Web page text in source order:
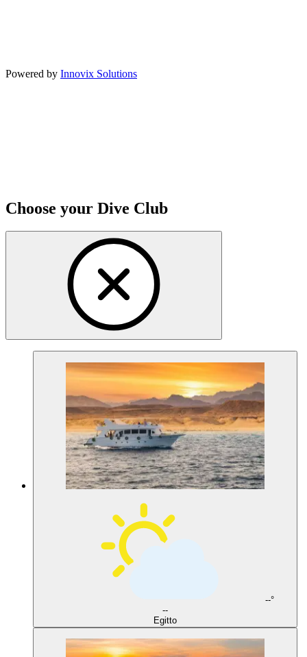
Powered by Innovix Solutions
Choose your Dive Club
--°
--
Egitto